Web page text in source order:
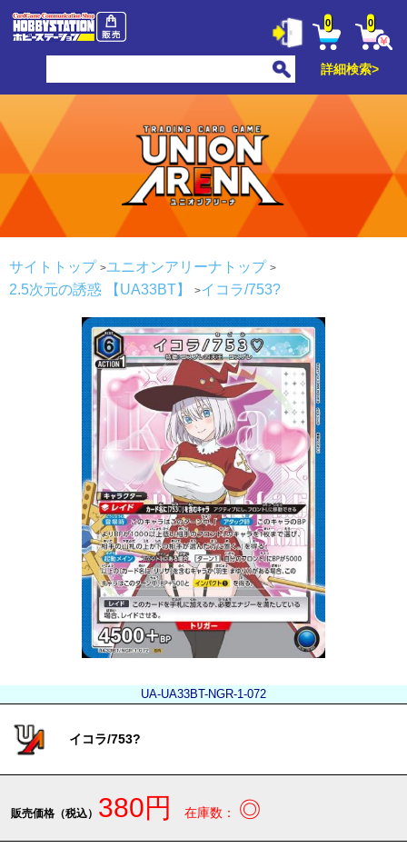
0 0
詳細検索>
サイトトップ
ユニオンアリーナトップ
2.5次元の誘惑 【UA33BT】
イコラ/753?
UA-UA33BT-NGR-1-072
イコラ/753?
販売価格（税込） 380円 在庫数： ◎